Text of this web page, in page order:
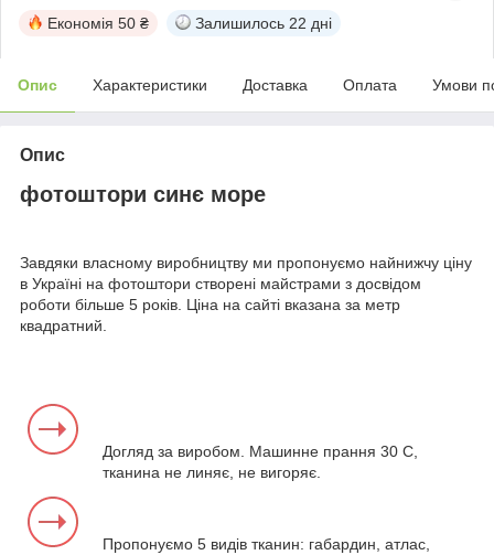
Економія 50 ₴ Залишилось 22 дні
Опис Характеристики Доставка Оплата Умови
Опис
фотоштори синє море
Завдяки власному виробництву ми пропонуємо найнижчу ціну
в Україні на фотоштори створені майстрами з досвідом
роботи більше 5 років. Ціна на сайті вказана за метр
квадратний.
Догляд за виробом. Машинне прання 30 С,
тканина не линяє, не вигоряє.
Пропонуємо 5 видів тканин: габардин, атлас,